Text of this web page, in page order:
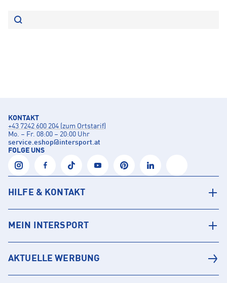
KONTAKT
+43 7242 600 204 (zum Ortstarif)
Mo. – Fr. 08:00 – 20:00 Uhr
service.eshop@intersport.at
FOLGE UNS
HILFE & KONTAKT
MEIN INTERSPORT
AKTUELLE WERBUNG